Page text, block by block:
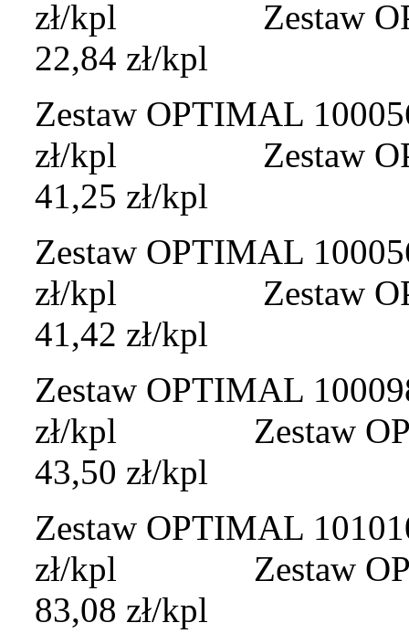
zł/kpl Zestaw
22,84 zł/kpl
Zestaw OPTIMAL
zł/kpl Zestaw
41,25 zł/kpl
Zestaw OPTIMAL
zł/kpl Zestaw
41,42 zł/kpl
Zestaw OPTIMAL
zł/kpl Zestaw
43,50 zł/kpl
Zestaw OPTIMAL
zł/kpl Zestaw
83,08 zł/kpl